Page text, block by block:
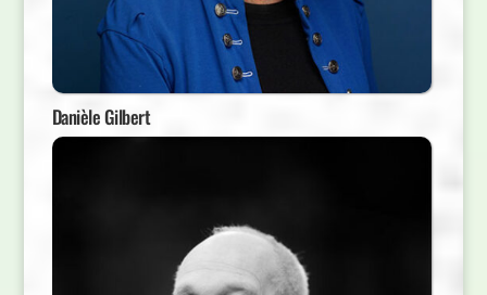
Danièle Gilbert